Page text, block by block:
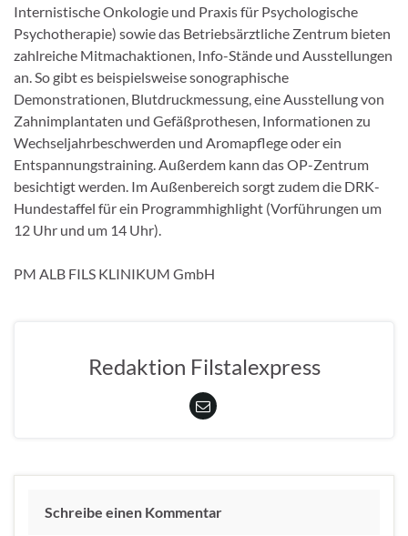
Internistische Onkologie und Praxis für Psychologische
Psychotherapie) sowie das Betriebsärztliche Zentrum bieten
zahlreiche Mitmachaktionen, Info-Stände und Ausstellungen
an. So gibt es beispielsweise sonographische
Demonstrationen, Blutdruckmessung, eine Ausstellung von
Zahnimplantaten und Gefäßprothesen, Informationen zu
Wechseljahrbeschwerden und Aromapflege oder ein
Entspannungstraining. Außerdem kann das OP-Zentrum
besichtigt werden. Im Außenbereich sorgt zudem die DRK-
Hundestaffel für ein Programmhighlight (Vorführungen um
12 Uhr und um 14 Uhr).
PM ALB FILS KLINIKUM GmbH
Redaktion Filstalexpress
Schreibe einen Kommentar